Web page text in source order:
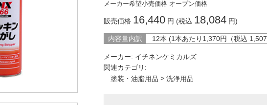
メーカー希望小売価格 オープン価格
販売価格 16,440円 (税込 18,084円)
内容量内訳 12本 (1本あたり 1,370円（税込 1,507
メーカー: イチネンケミカルズ
関連カテゴリ:
塗装・油脂用品 > 洗浄用品